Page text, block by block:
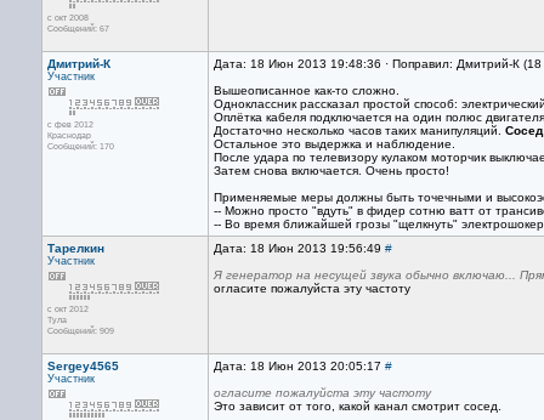
с окт 2008
Сообщений: 67
Дмитрий-К
Участник
с фев 2012
Краснодар
Сообщений: 170
Дата: 18 Июн 2013 19:48:36 · Поправил: Дмитрий-К
Вышеописанное как-то сложно.
Одноклассник рассказал простой способ:
Оплётка кабеля подключается на один полюс
Достаточно несколько часов таких манипуляций.
Остальное это выдержка и наблюдение.
После удара по телевизору кулаком моторчик
Затем снова включается. Очень просто!
Применяемые меры должны быть точечными и
-- Можно просто "вдуть" в фидер сотню ватт от
-- Во время ближайшей грозы "щелкнуть"
Тарелкин
Участник
с окт 2012
Тула
Сообщений: 909
Дата: 18 Июн 2013 19:56:49 #
Я генератор на несущей звука обычно включаю...
огласите пожалуйста эту частоту
Sergey4565
Участник
Дата: 18 Июн 2013 20:05:17 #
огласите пожалуйста эту частоту
Это зависит от того, какой канал смотрит сосед.